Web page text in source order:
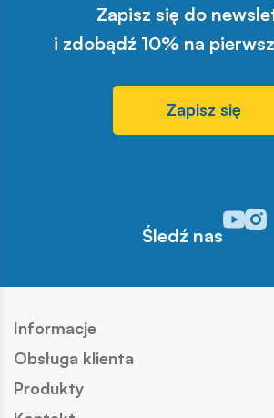
Zapisz się do
i zdobądź 10% na
Zapisz się
Śledź nas
Informacje
Obsługa klienta
Produkty